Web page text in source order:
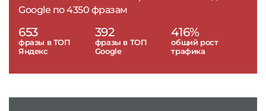
Google по 4350 фразам
653
фразы в ТОП
Яндекс
392
фразы в ТОП
Google
416%
общий рост
трафика